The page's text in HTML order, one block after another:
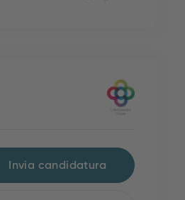
Invia candidatura